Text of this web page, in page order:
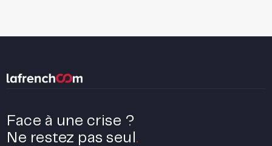
Face à une crise ?
Ne restez pas seul .